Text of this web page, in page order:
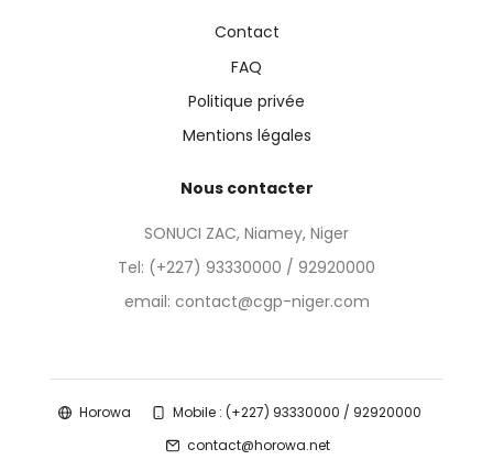
Contact
FAQ
Politique privée
Mentions légales
Nous contacter
SONUCI ZAC, Niamey, Niger
Tel: (+227) 93330000 / 92920000
email: contact@cgp-niger.com
Horowa
Mobile : (+227) 93330000 / 92920000
contact@horowa.net